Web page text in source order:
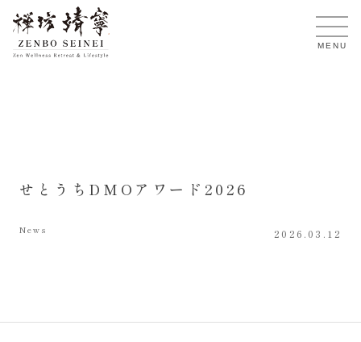
JA
MENU
せとうちDMOアワード2026
News 2026.03.12